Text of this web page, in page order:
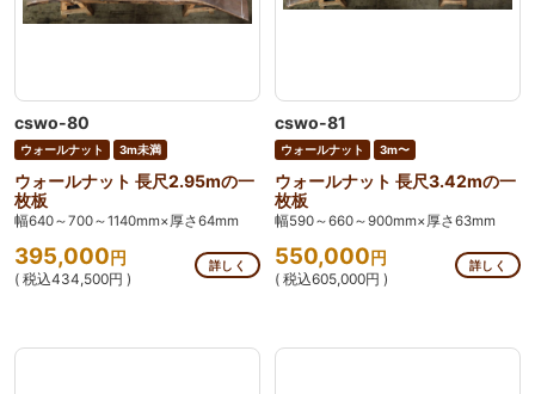
cswo-80
ウォールナット 3m未満
ウォールナット 長尺2.95mの一
枚板
幅640～700～1140mm×厚さ64mm
395,000円
( 税込434,500円 )
詳しく
cswo-81
ウォールナット 3m〜
ウォールナット 長尺3.42mの一
枚板
幅590～660～900mm×厚さ63mm
550,000円
( 税込605,000円 )
詳しく